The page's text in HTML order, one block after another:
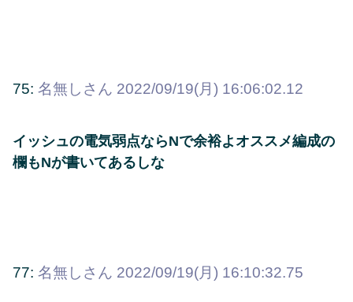
75: 名無しさん 2022/09/19(月) 16:06:02.12
イッシュの電気弱点ならNで余裕よオススメ編成の
欄もNが書いてあるしな
77: 名無しさん 2022/09/19(月) 16:10:32.75